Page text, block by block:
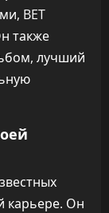
BET
также
лучший
карьере. Он